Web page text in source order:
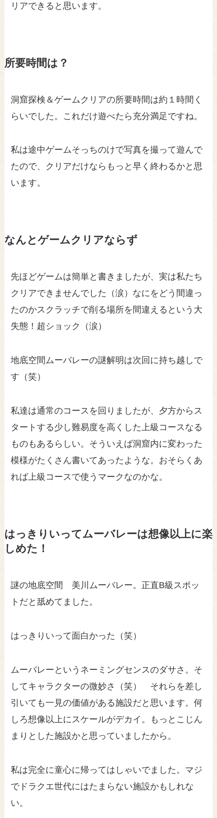
リアできると思います。
所要時間は？
洞窟探検＆ゲームクリアの所要時間は約１時間く
らいでした。これだけ遊べたら充分満足ですね。
私は途中ゲームそっちのけで写真を撮って遊んで
たので、クリアだけならもっと早く終わるかと思
います。
なんとゲームクリアならず
先ほどゲームは簡単と書きましたが、実は私たち
クリアできませんでした（涙）なにをどう間違っ
たのかスクラッチで削る場所を間違えるという大
失態！超ショック（涙）
地底空間ムーバレーの謎解明は次回に持ち越しで
す（笑）
私達は通常のコースを回りましたが、夕方からス
タートする少し難易度を高くした上級コースなる
ものもあるらしい。そういえば洞窟内に変わった
模様がたくさん書いてあったような。おそらくあ
れば上級コースで使うマークなのかな。
はっきりいってムーバレーは想像以上に楽
しめた！
謎の地底空間 美川ムーバレー。正直B級スポッ
トだと舐めてました。
はっきりいって面白かった（笑）
ムーバレーというネーミングセンスのダサさ。そ
してキャラクターの微妙さ（笑） それらを差し
引いても一見の価値がある施設だと思います。何
しろ想像以上にスケールがデカイ。もっとこじん
まりとした施設かと思っていましたから。
私は完全に童心に帰ってはしゃいでました。マジ
でドラクエ世代にはたまらない施設かもしれな
い。